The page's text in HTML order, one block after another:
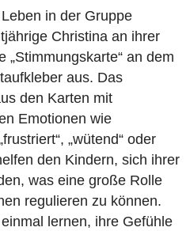
in der Gruppe
Christina an ihrer
„Stimmungskarte“ an dem
aus. Das
den Karten mit
Emotionen wie
„wütend“ oder
den Kindern, sich ihrer
was eine große Rolle
regulieren zu können.
lernen, ihre Gefühle